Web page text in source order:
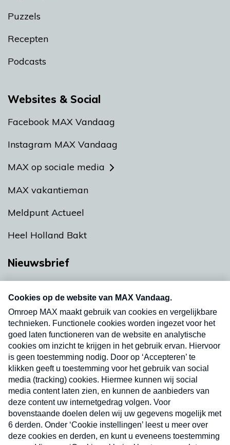
Puzzels
Recepten
Podcasts
Websites & Social
Facebook MAX Vandaag
Instagram MAX Vandaag
MAX op sociale media
MAX vakantieman
Meldpunt Actueel
Heel Holland Bakt
Nieuwsbrief
nieuwsbrief. Elke vrijdag- en dinsdagochtend in
uw mailbox.
Verzend
Nieuwsbrief